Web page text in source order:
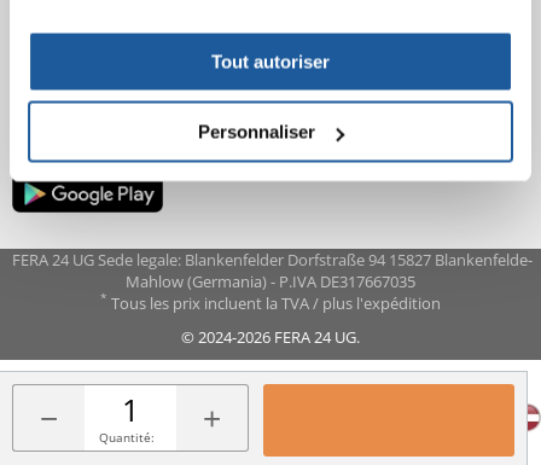
Tout autoriser
Personnaliser
− +
Quantité:
APPRENEZ À NOUS CONNAÎTRE
FERA 24 UG Sede legale: Blankenfelder Dorfstraße 94 15827 Blankenfelde-
Mahlow (Germania) - P.IVA DE317667035
* Tous les prix incluent la TVA / plus l'expédition
© 2024-2026 FERA 24 UG.
FERA INTERNATIONAL: